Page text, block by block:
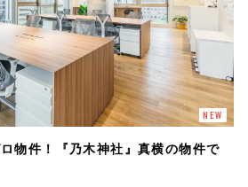
NEW
物件！『乃木神社』真横の物件で